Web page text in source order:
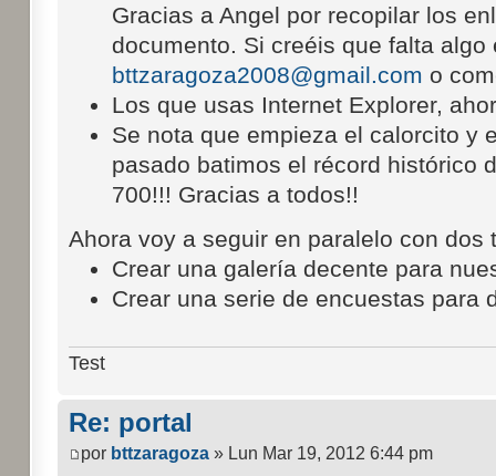
Gracias a Angel por recopilar los
documento. Si creéis que falta algo
bttzaragoza2008@gmail.com o
Los que usas Internet Explorer,
Se nota que empieza el calorcito y
pasado batimos el récord histórico
700!!! Gracias a todos!!
Ahora voy a seguir en paralelo con dos
Crear una galería decente para
Crear una serie de encuestas para
Test
Re: portal
por bttzaragoza» Lun Mar 19, 2012 6:44 pm